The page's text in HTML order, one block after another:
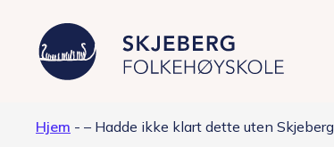
Hjem - – Hadde ikke klart dette uten Skjeberg